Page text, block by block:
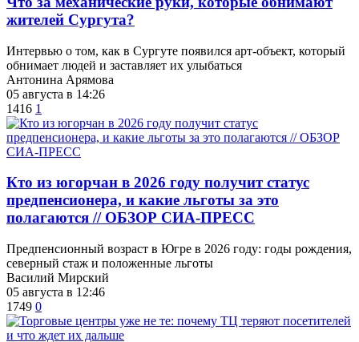
жителей Сургута?
Интервью о том, как в Сургуте появился арт-объект, который
обнимает людей и заставляет их улыбаться
Антонина Арямова
05 августа в 14:26
1416 1
Кто из югорчан в 2026 году получит статус
предпенсионера, и какие льготы за это
полагаются // ОБЗОР СИА-ПРЕСС
Предпенсионный возраст в Югре в 2026 году: годы рождения,
северный стаж и положенные льготы
Василий Мирский
05 августа в 12:46
1749 0